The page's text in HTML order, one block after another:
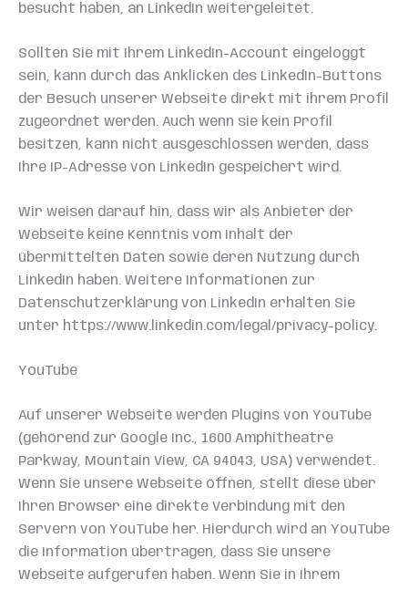
besucht haben, an LinkedIn weitergeleitet.
Sollten Sie mit Ihrem LinkedIn-Account eingeloggt
sein, kann durch das Anklicken des LinkedIn-Buttons
der Besuch unserer Webseite direkt mit ihrem Profil
zugeordnet werden. Auch wenn sie kein Profil
besitzen, kann nicht ausgeschlossen werden, dass
Ihre IP-Adresse von LinkedIn gespeichert wird.
Wir weisen darauf hin, dass wir als Anbieter der
Webseite keine Kenntnis vom Inhalt der
übermittelten Daten sowie deren Nutzung durch
LinkedIn haben. Weitere Informationen zur
Datenschutzerklärung von LinkedIn erhalten Sie
unter https://www.linkedin.com/legal/privacy-policy.
YouTube
Auf unserer Webseite werden Plugins von YouTube
(gehörend zur Google Inc., 1600 Amphitheatre
Parkway, Mountain View, CA 94043, USA) verwendet.
Wenn Sie unsere Webseite öffnen, stellt diese über
Ihren Browser eine direkte Verbindung mit den
Servern von YouTube her. Hierdurch wird an YouTube
die Information übertragen, dass Sie unsere
Webseite aufgerufen haben. Wenn Sie in Ihrem